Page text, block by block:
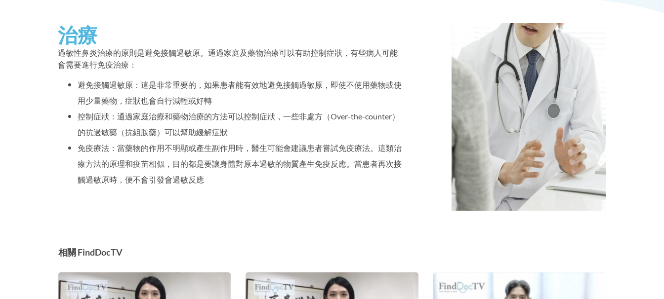
治療
過敏性鼻炎治療的原則是避免接觸過敏原。通過家庭及藥物治療可以有助控制症狀，有些病人可能
會需要進行免疫治療：
避免接觸過敏原：這是非常重要的，如果患者能有效地避免接觸過敏原，即使不使用藥物或使
用少量藥物，症狀也會自行減輕或好轉
控制症狀：通過家庭治療和藥物治療的方法可以控制症狀，一些非處方（Over-the-counter）
的抗過敏藥（抗組胺藥）可以幫助緩解症狀
免疫療法：當藥物的作用不明顯或產生副作用時，醫生可能會建議患者嘗試免疫療法。這類治
療方法的原理和疫苗相似，目的都是要讓身體對原本過敏的物質產生免疫反應。當患者再次接
觸過敏原時，便不會引發會過敏反應
相關 FindDocTV